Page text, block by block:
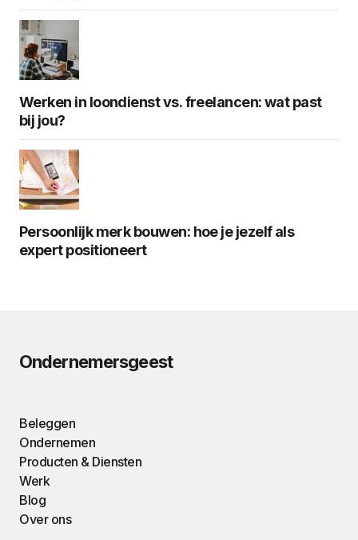
Werken in loondienst vs. freelancen: wat past
bij jou?
Persoonlijk merk bouwen: hoe je jezelf als
expert positioneert
Ondernemersgeest
Beleggen
Ondernemen
Producten & Diensten
Werk
Blog
Over ons